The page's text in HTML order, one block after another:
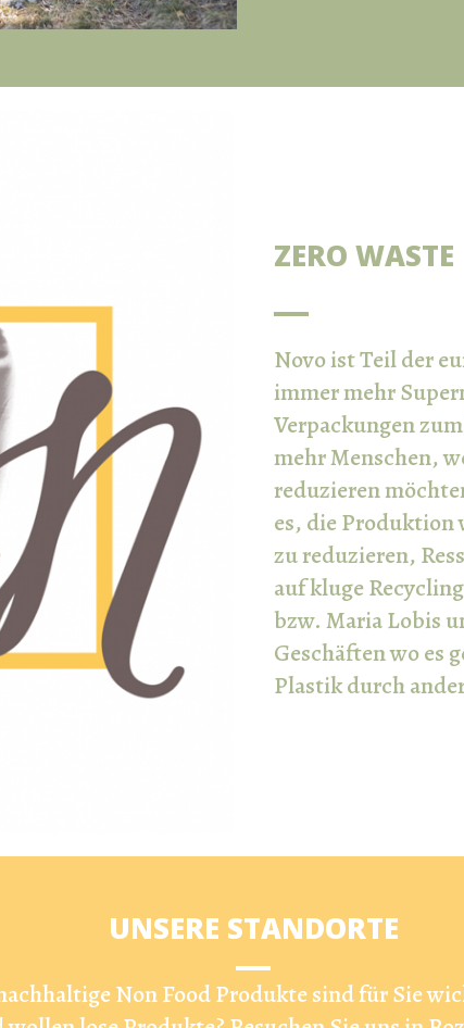
ZERO WASTE
Novo ist Teil der
immer mehr
Verpackungen
mehr Menschen,
reduzieren
es, die
zu reduzieren,
auf kluge
bzw. Maria Lobis
Geschäften wo es
Plastik durch
UNSERE STANDORTE
Non Food Produkte sind für Sie